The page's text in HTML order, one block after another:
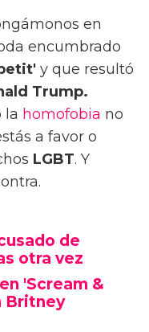
en
encumbrado
y que resultó
Trump.
la homofobia no
a favor o
LGBT. Y
de
otra vez
'Scream &
Britney